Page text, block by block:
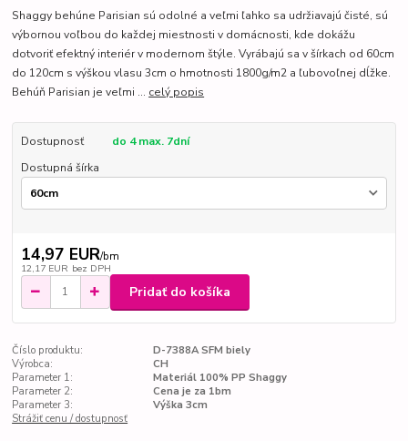
Shaggy behúne Parisian sú odolné a veľmi ľahko sa udržiavajú čisté, sú
výbornou voľbou do každej miestnosti v domácnosti, kde dokážu
dotvoriť efektný interiér v modernom štýle. Vyrábajú sa v šírkach od 60cm
do 120cm s výškou vlasu 3cm o hmotnosti 1800g/m2 a ľubovoľnej dĺžke.
Behúň Parisian je veľmi ... celý popis
Dostupnosť
do 4 max. 7dní
Dostupná šírka
14,97 EUR/bm
12,17 EUR bez DPH
Pridať do košíka
Číslo produktu:
D-7388A SFM biely
Výrobca:
CH
Parameter 1:
Materiál 100% PP Shaggy
Parameter 2:
Cena je za 1bm
Parameter 3:
Výška 3cm
Strážiť cenu / dostupnosť